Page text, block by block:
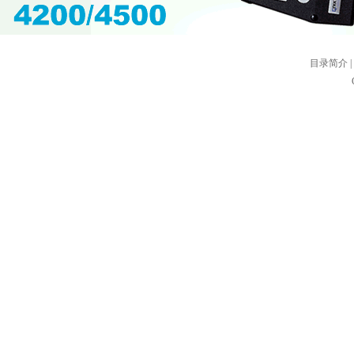
目录简介